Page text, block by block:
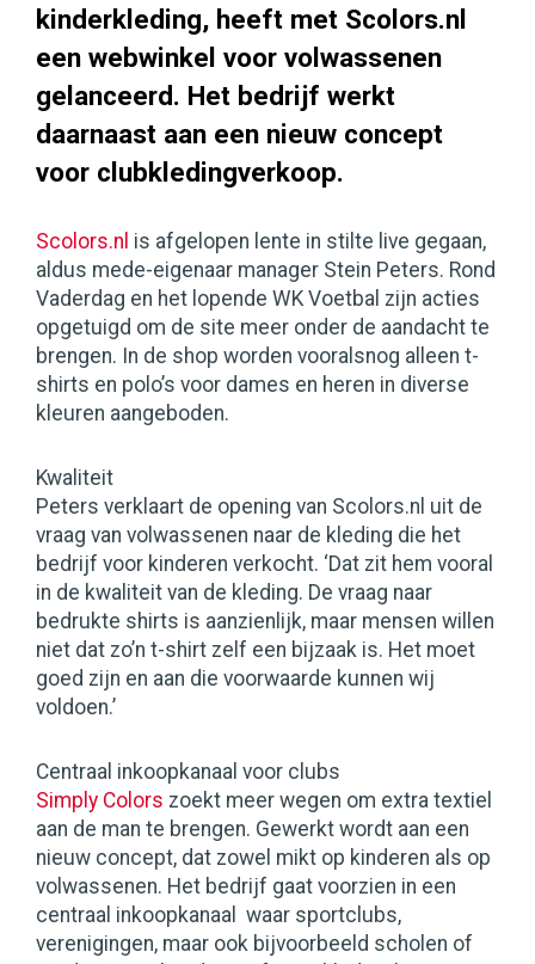
kinderkleding, heeft met Scolors.nl
een webwinkel voor volwassenen
gelanceerd. Het bedrijf werkt
daarnaast aan een nieuw concept
voor clubkledingverkoop.
Scolors.nl is afgelopen lente in stilte live gegaan,
aldus mede-eigenaar manager Stein Peters. Rond
Vaderdag en het lopende WK Voetbal zijn acties
opgetuigd om de site meer onder de aandacht te
brengen. In de shop worden vooralsnog alleen t-
shirts en polo’s voor dames en heren in diverse
kleuren aangeboden.
Kwaliteit
Peters verklaart de opening van Scolors.nl uit de
vraag van volwassenen naar de kleding die het
bedrijf voor kinderen verkocht. ‘Dat zit hem vooral
in de kwaliteit van de kleding. De vraag naar
bedrukte shirts is aanzienlijk, maar mensen willen
niet dat zo’n t-shirt zelf een bijzaak is. Het moet
goed zijn en aan die voorwaarde kunnen wij
voldoen.’
Centraal inkoopkanaal voor clubs
Simply Colors zoekt meer wegen om extra textiel
aan de man te brengen. Gewerkt wordt aan een
nieuw concept, dat zowel mikt op kinderen als op
volwassenen. Het bedrijf gaat voorzien in een
centraal inkoopkanaal waar sportclubs,
verenigingen, maar ook bijvoorbeeld scholen of